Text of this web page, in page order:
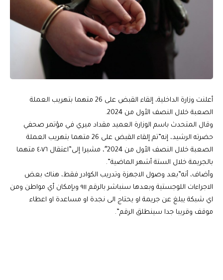
أعلنت وزارة الداخلية، إلقاء القبض على 26 متهما بتهريب العملة
الصعبة خلال النصف الأول من 2024.
وقال المتحدث باسم الوزارة العميد مقداد ميري في مؤتمر صحفي
حضرته الرشيد، إنه”تم إلقاء القبض على 26 متهما بتهريب العملة
الصعبة خلال النصف الأول من 2024″، مشيرا إلى”اعتقال ٤٠٧٦ متهما
بالجريمة خلال الستة أشهر الماضية”.
وأضاف، أنه”بعد وصول الاجهزة وتدريب الكوادر فقط، هناك بعض
الاجراءات اللوجستية وبعدها سنباشر بالرقم ٩١١ وبإمكان أي مواطن ومن
اي شبكة يبلغ عن جريمة او يحتاج الى نجدة او مساعدة او اعطاء
موقف وقريبا جدا سينطلق الرقم”.